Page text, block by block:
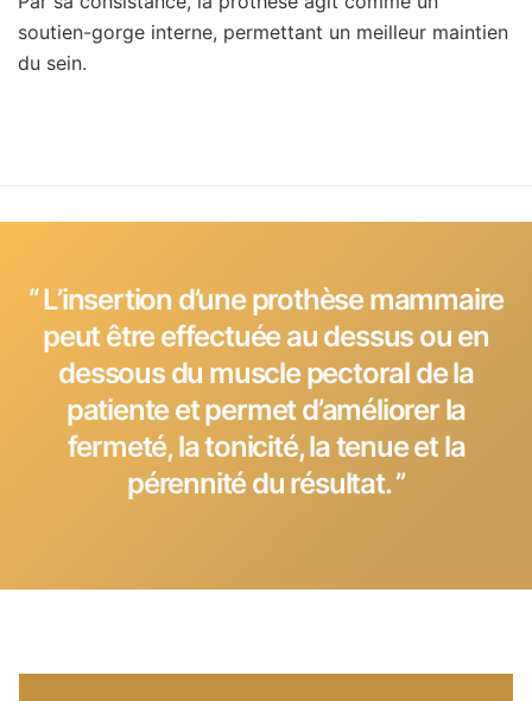
soutien-gorge interne, permettant un meilleur maintien
du sein.
‘‘ L’insertion d’une prothèse mammaire
peut être effectuée au dessus ou en
dessous du muscle pectoral de la
patiente et permet d’améliorer la
fermeté, la tonicité, la tenue et la
pérennité du résultat. ’’